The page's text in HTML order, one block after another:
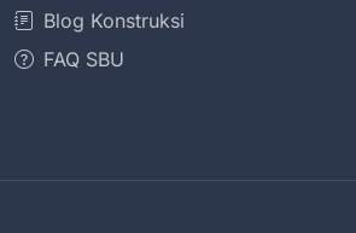
Blog Konstruksi
FAQ SBU